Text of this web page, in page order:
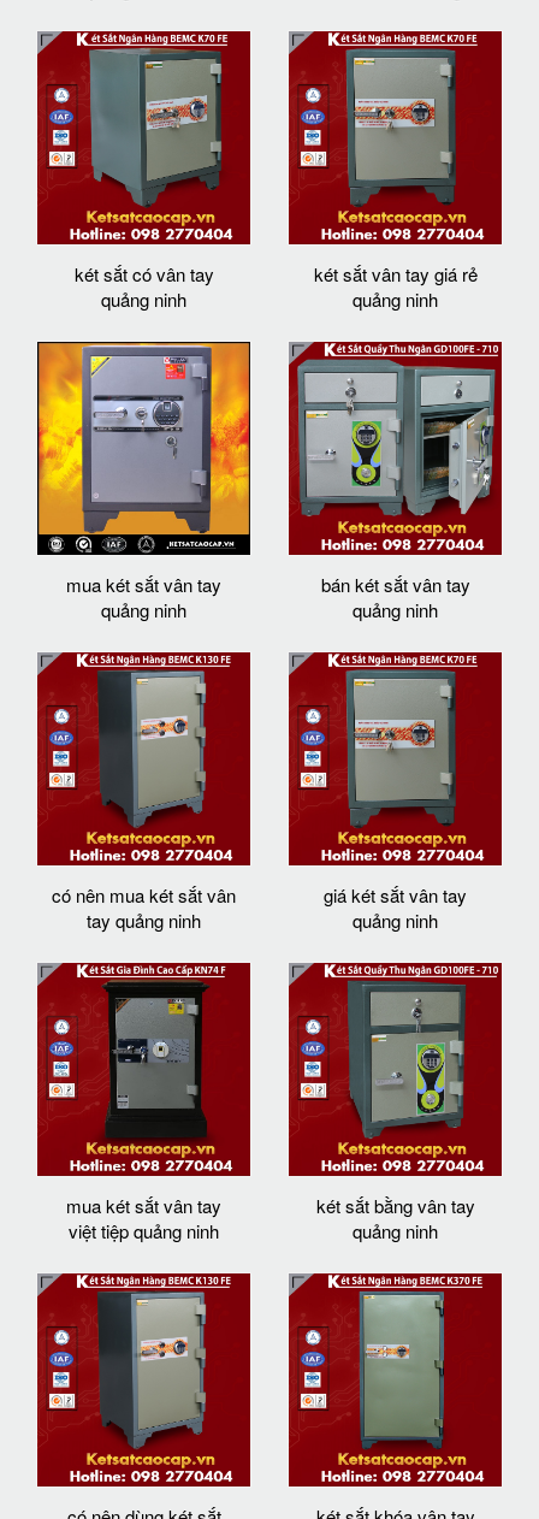
két sắt có vân tay
quảng ninh
két sắt vân tay giá rẻ
quảng ninh
mua két sắt vân tay
quảng ninh
bán két sắt vân tay
quảng ninh
có nên mua két sắt vân
tay quảng ninh
giá két sắt vân tay
quảng ninh
mua két sắt vân tay
việt tiệp quảng ninh
két sắt bằng vân tay
quảng ninh